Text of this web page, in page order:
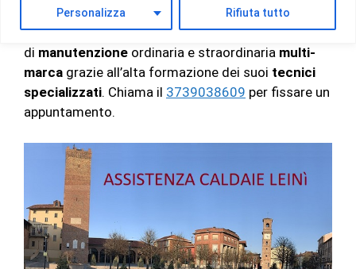
Personalizza Rifiuta tutto
Assistenza Caldaie Leinì offre un servizio
di manutenzione ordinaria e straordinaria multi-
marca grazie all’alta formazione dei suoi tecnici
specializzati. Chiama il 3739038609 per fissare un
appuntamento.